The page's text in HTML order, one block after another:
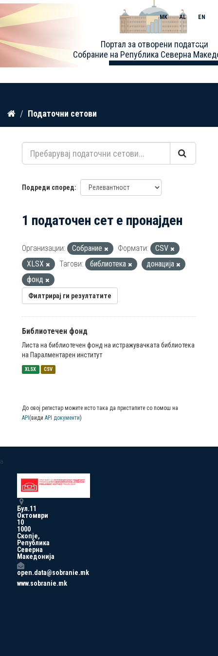
Прескокнете
содржина
Портал за отворени податоци
Собрание на Република Северна
MK AL EN
Toggle
Податочни сетови
Подреди според
1 податочен сет е пронајден
Организации: Собрание Формати:
CSV
XLSX
Тагови: библиотека
донација
фонд
Филтрирај ги резултатите
Библиотечен фонд
Листа на библиотечен фонд на истражувачката библиотека
на Паралментарен институт
XLSX CSV
До овој регистар можете исто така да пристапите со помош на
API (види API документи)
a
Бул.11
Октомври
10
1000
Скопје,
Република
Северна
Македонија
open.data@sobranie.mk
www.sobranie.mk